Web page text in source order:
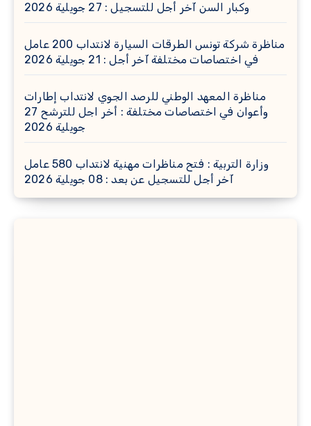
وكبار السن آخر أجل للتسجيل : 27 جويلية 2026
مناظرة شركة تونس الطرقات السيارة لانتداب 200 عامل
في اختصاصات مختلفة آخر أجل : 21 جويلية 2026
مناظرة المعهد الوطني للرصد الجوي لانتداب إطارات
وأعوان في اختصاصات مختلفة : أخر اجل للترشح 27
جويلية 2026
وزارة التربية : فتح مناظرات مهنية لانتداب 580 عامل
آخر أجل للتسجيل عن بعد : 08 جويلية 2026